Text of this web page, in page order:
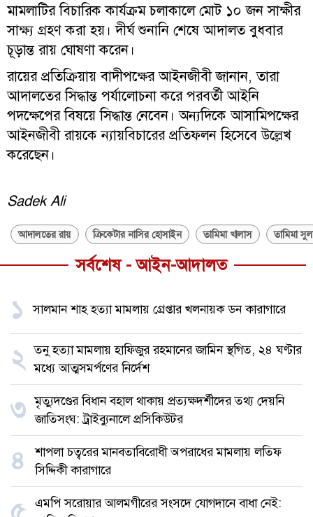
মামলাটির বিচারিক কার্যক্রম চলাকালে মোট ১০ জন সাক্ষীর
সাক্ষ্য গ্রহণ করা হয়। দীর্ঘ শুনানি শেষে আদালত বুধবার
চূড়ান্ত রায় ঘোষণা করেন।
রায়ের প্রতিক্রিয়ায় বাদীপক্ষের আইনজীবী জানান, তারা
আদালতের সিদ্ধান্ত পর্যালোচনা করে পরবর্তী আইনি
পদক্ষেপের বিষয়ে সিদ্ধান্ত নেবেন। অন্যদিকে আসামিপক্ষের
আইনজীবী রায়কে ন্যায়বিচারের প্রতিফলন হিসেবে উল্লেখ
করেছেন।
Sadek Ali
আদালতের রায় ক্রিকেটার নাসির হোসাইন তামিমা খালাস তামিমা
সর্বশেষ - আইন-আদালত
১ সালমান শাহ হত্যা মামলায় গ্রেপ্তার খলনায়ক ডন কারাগারে
২ তনু হত্যা মামলায় হাফিজুর রহমানের জামিন স্থগিত, ২৪ ঘণ্টার
মধ্যে আত্মসমর্পণের নির্দেশ
৩ মৃত্যুদণ্ডের বিধান বহাল থাকায় প্রত্যক্ষদর্শীদের তথ্য দেয়নি
জাতিসংঘ: ট্রাইব্যুনালে প্রসিকিউটর
৪
শাপলা চত্বরের মানবতাবিরোধী অপরাধের মামলায় লতিফ
সিদ্দিকী কারাগারে
এমপি সরোয়ার আলমগীরের সংসদে যোগদানে বাধা নেই: